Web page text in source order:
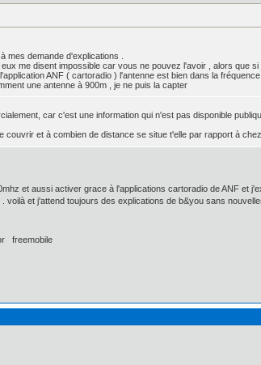
demande d'explications .
me disent impossible car vous ne pouvez l'avoir , alors que si
ANF ( cartoradio ) l'antenne est bien dans la fréquence
une antenne à 900m , je ne puis la capter
car c'est une information qui n'est pas disponible
couvrir et à combien de distance se situe t'elle par rapport à
et aussi activer grace à l'applications cartoradio de ANF et
et j'attend toujours des explications de b&you sans
freemobile